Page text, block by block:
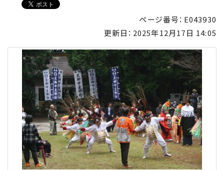
ページ番号：E043930
更新日： 2025年12月17日 14:05